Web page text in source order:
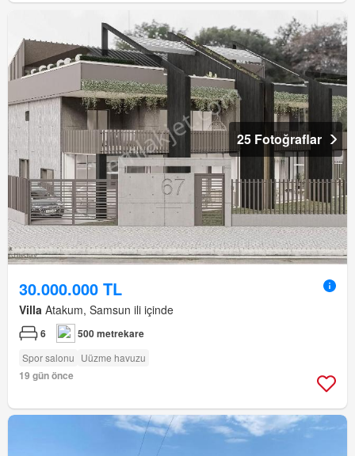
25 Fotoğraflar
30.000.000 TL
Villa Atakum, Samsun ili içinde
6 500 metrekare
Spor salonu Uüzme havuzu
19 gün önce